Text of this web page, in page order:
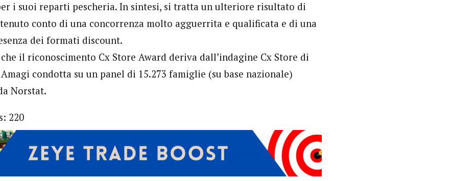
i suoi reparti pescheria. In sintesi, si tratta un ulteriore risultato di
conto di una concorrenza molto agguerrita e qualificata e di una
dei formati discount.
il riconoscimento Cx Store Award deriva dall’indagine Cx Store di
condotta su un panel di 15.273 famiglie (su base nazionale)
Norstat.
220